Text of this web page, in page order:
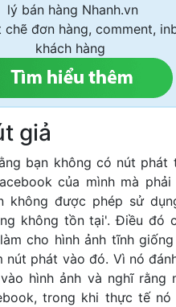
lý bán hàng Nhanh.vn
chẽ đơn hàng, comment,
khách hàng
giả
bạn không có nút phát
của mình mà
không được phép sử
không tồn tại'. Điều đó
cho hình ảnh tĩnh
nút phát vào đó. Vì nó
hình ảnh và nghĩ rằng
trong khi thực tế nó